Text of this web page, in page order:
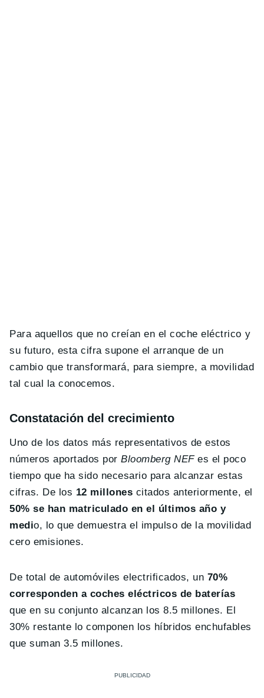
Para aquellos que no creían en el coche eléctrico y
su futuro, esta cifra supone el arranque de un
cambio que transformará, para siempre, a movilidad
tal cual la conocemos.
Constatación del crecimiento
Uno de los datos más representativos de estos
números aportados porBloomberg NEFes el poco
tiempo que ha sido necesario para alcanzar estas
cifras. De los 12 millones citados anteriormente, el
50% se han matriculado en el últimos año y
medio, lo que demuestra el impulso de la movilidad
cero emisiones.
De total de automóviles electrificados, un 70%
corresponden a coches eléctricos de baterías
que en su conjunto alcanzan los 8.5 millones. El
30% restante lo componen los híbridos enchufables
que suman 3.5 millones.